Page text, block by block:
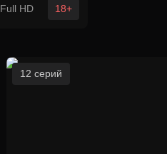
Full HD 18+
12 серий